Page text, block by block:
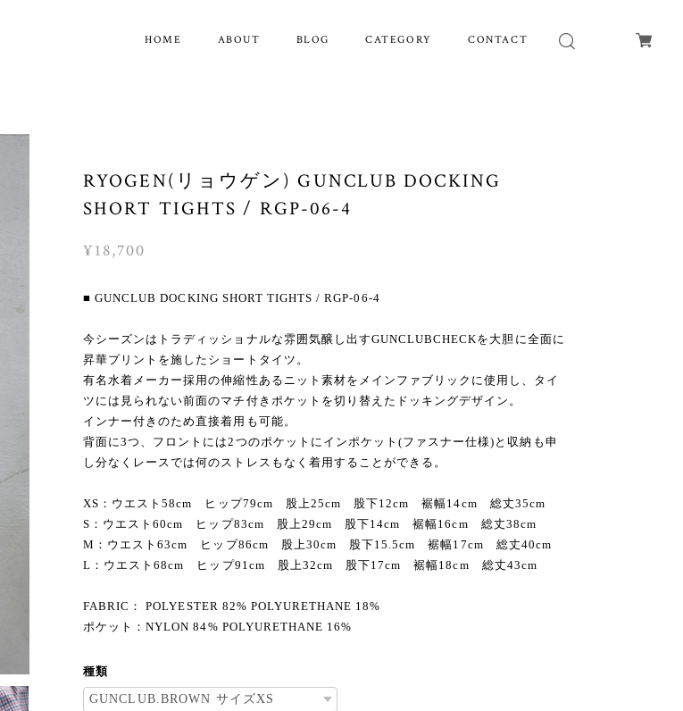
HOME ABOUT BLOG CATEGORY CONTACT
RYOGEN(リョウゲン) GUNCLUB DOCKING
SHORT TIGHTS / RGP-06-4
¥18,700
■ GUNCLUB DOCKING SHORT TIGHTS / RGP-06-4
今シーズンはトラディッショナルな雰囲気醸し出すGUNCLUBCHECKを大胆に全面に
昇華プリントを施したショートタイツ。
有名水着メーカー採用の伸縮性あるニット素材をメインファブリックに使用し、タイ
ツには見られない前面のマチ付きポケットを切り替えたドッキングデザイン。
インナー付きのため直接着用も可能。
背面に3つ、フロントには2つのポケットにインポケット(ファスナー仕様)と収納も申
し分なくレースでは何のストレスもなく着用することができる。
XS：ウエスト58cm ヒップ79cm 股上25cm 股下12cm 裾幅14cm 総丈35cm
S：ウエスト60cm ヒップ83cm 股上29cm 股下14cm 裾幅16cm 総丈38cm
M：ウエスト63cm ヒップ86cm 股上30cm 股下15.5cm 裾幅17cm 総丈40cm
L：ウエスト68cm ヒップ91cm 股上32cm 股下17cm 裾幅18cm 総丈43cm
FABRIC： POLYESTER 82% POLYURETHANE 18%
ポケット：NYLON 84% POLYURETHANE 16%
種類